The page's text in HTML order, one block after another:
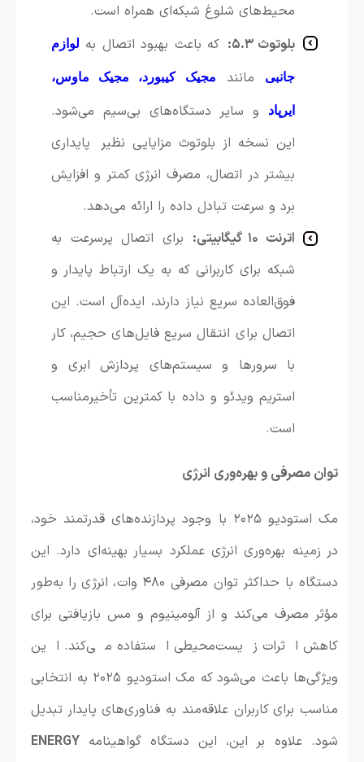
محیط‌های شلوغ شبکه‌ای همراه است.
بلوتوث ۵.۳:
که باعث بهبود اتصال به لوازم
جانبی مانند مجیک کیبورد، مجیک ماوس،
ایرپاد
و سایر دستگاه‌های بی‌سیم می‌شود.
این نسخه از بلوتوث مزایایی نظیر پایداری
بیشتر در اتصال، مصرف انرژی کمتر و افزایش
برد و سرعت تبادل داده را ارائه می‌دهد.
اترنت ۱۰ گیگابیتی:
برای اتصال پرسرعت به
شبکه برای کاربرانی که به یک ارتباط پایدار و
فوق‌العاده سریع نیاز دارند، ایده‌آل است. این
اتصال برای انتقال سریع فایل‌های حجیم، کار
با سرورها و سیستم‌های پردازش ابری و
استریم ویدئو و داده با کمترین تأخیرمناسب
است.
توان مصرفی و بهره‌وری انرژی
مک استودیو ۲۰۲۵ با وجود پردازنده‌های قدرتمند خود،
در زمینه بهره‌وری انرژی عملکرد بسیار بهینه‌ای دارد. این
دستگاه با حداکثر توان مصرفی ۴۸۰ وات، انرژی را به‌طور
مؤثر مصرف می‌کند و از آلومینیوم و مس بازیافتی برای
کاهش اثرات زیست‌محیطی استفاده می‌کند. این
ویژگی‌ها باعث می‌شود که مک استودیو ۲۰۲۵ به انتخابی
مناسب برای کاربران علاقه‌مند به فناوری‌های پایدار تبدیل
شود. علاوه بر این، این دستگاه گواهینامه ENERGY